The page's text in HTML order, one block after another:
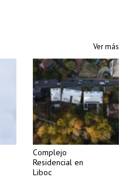
Ver más
Complejo
Residencial en
Liboc